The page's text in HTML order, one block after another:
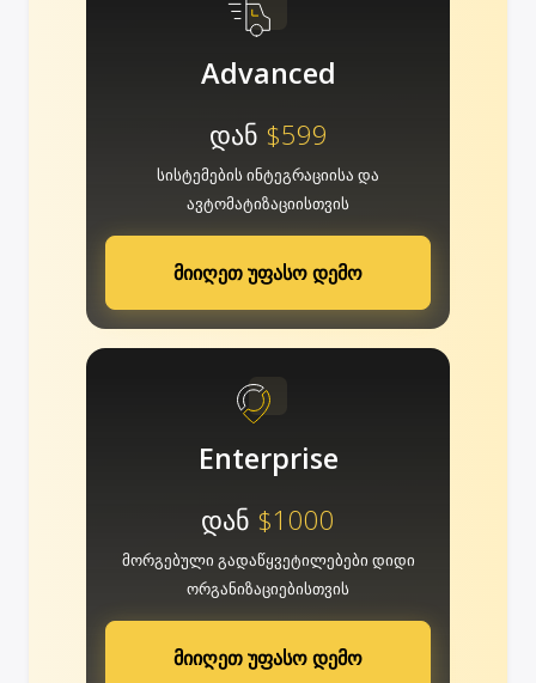
Advanced
დან $599
სისტემების ინტეგრაციისა და
ავტომატიზაციისთვის
მიიღეთ უფასო დემო
Enterprise
დან $1000
მორგებული გადაწყვეტილებები დიდი
ორგანიზაციებისთვის
მიიღეთ უფასო დემო